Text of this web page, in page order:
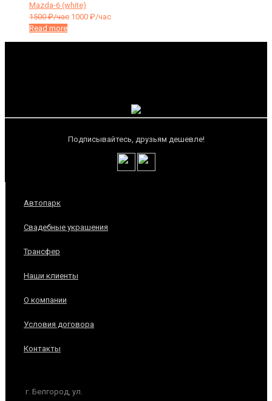
Mazda-6 (white)
1500₽/час 1000 ₽/час
Read more
Подписывайтесь, друзьям дешевле!
Автопарк
Свадебные украшения
Трансфер
Наши клиенты
О компании
Условия договора
Контакты
г. Белгород, ул.